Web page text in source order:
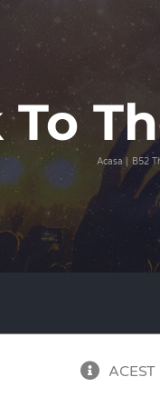
To
Acasa B52